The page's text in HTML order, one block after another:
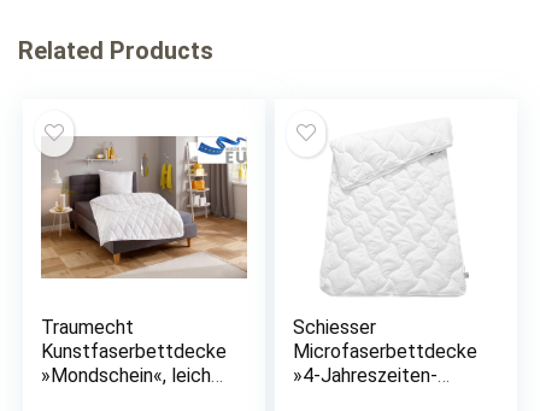
Related Products
Traumecht
Kunstfaserbettdecke
»Mondschein«, leicht,
Schiesser
Microfaserbettdecke
»4-Jahreszeiten-